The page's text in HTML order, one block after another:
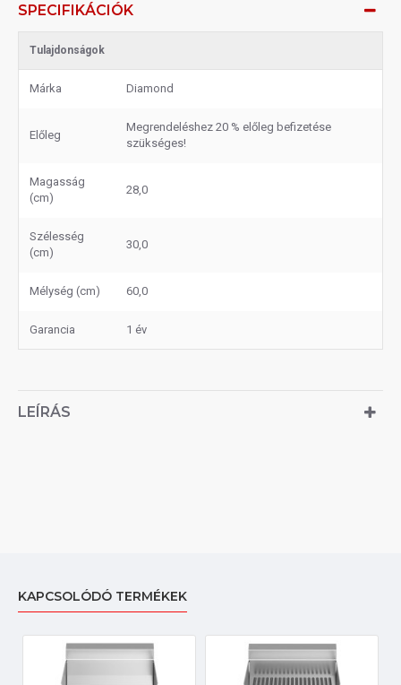
SPECIFIKÁCIÓK
Tulajdonságok
Márka Diamond
Előleg
Megrendeléshez 20 % előleg befizetése
szükséges!
Magasság
(cm)
28,0
Szélesség
(cm)
30,0
Mélység (cm) 60,0
Garancia 1 év
LEÍRÁS
KAPCSOLÓDÓ TERMÉKEK